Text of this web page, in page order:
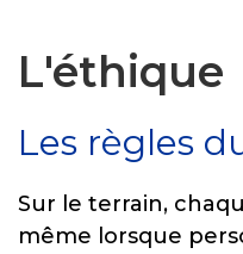
L'éthique
Les règles
Sur le terrain,
même lorsque